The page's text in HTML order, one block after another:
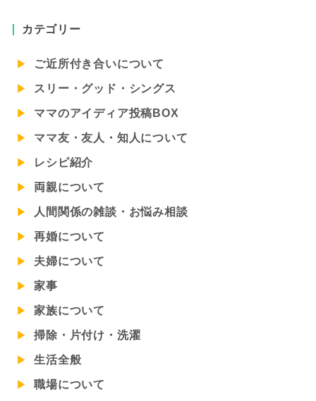
カテゴリー
ご近所付き合いについて
スリー・グッド・シングス
ママのアイディア投稿BOX
ママ友・友人・知人について
レシピ紹介
両親について
人間関係の雑談・お悩み相談
再婚について
夫婦について
家事
家族について
掃除・片付け・洗濯
生活全般
職場について